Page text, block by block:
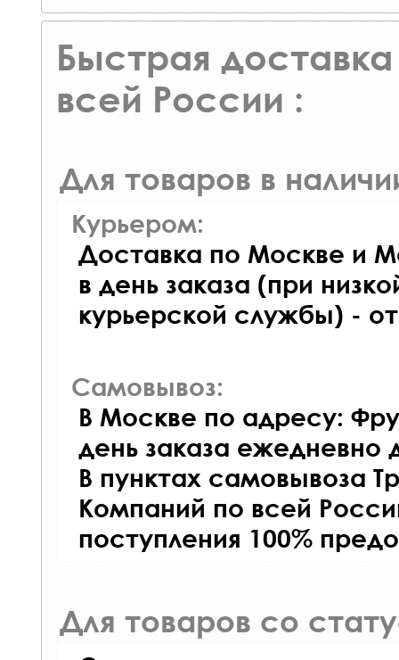
Быстрая доставка
всей России :
Для товаров в
Курьером:
Доставка по Москве и
в день заказа (при
курьерской службы) -
Самовывоз:
В Москве по адресу:
день заказа ежедневно
В пунктах самовывоза
Компаний по всей
поступления 100%
Для товаров со